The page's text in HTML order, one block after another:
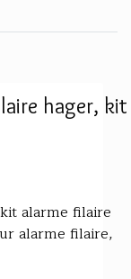
hager, kit
alarme filaire
alarme filaire,